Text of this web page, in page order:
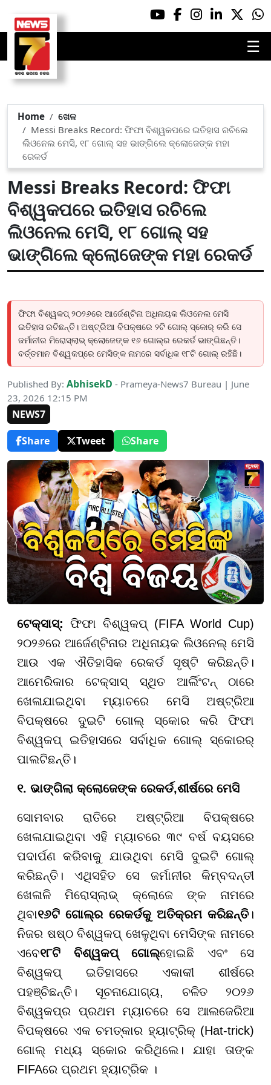
☰
Home
ଖେଳ
Messi Breaks Record: ଫିଫା ବିଶ୍ୱକପରେ ଇତିହାସ ରଚିଲେ
ଲିଓନେଲ ମେସି, ୧୮ ଗୋଲ୍ ସହ ଭାଙ୍ଗିଲେ କ୍ଲୋଜେଙ୍କ ମହା
ରେକର୍ଡ
Messi Breaks Record: ଫିଫା
ବିଶ୍ୱକପରେ ଇତିହାସ ରଚିଲେ
ଲିଓନେଲ ମେସି, ୧୮ ଗୋଲ୍ ସହ
ଭାଙ୍ଗିଲେ କ୍ଲୋଜେଙ୍କ ମହା ରେକର୍ଡ
ଫିଫା ବିଶ୍ୱକପ୍ ୨୦୨୬ରେ ଆର୍ଜେଣ୍ଟିନା ଅଧିନାୟକ ଲିଓନେଲ ମେସି
ଇତିହାସ ରଚିଛନ୍ତି। ଅଷ୍ଟ୍ରିଆ ବିପକ୍ଷରେ ୨ଟି ଗୋଲ୍ ସ୍କୋର୍ କରି ସେ
ଜର୍ମାନୀର ମିରୋସ୍ଲାଭ୍ କ୍ଲୋଜେଙ୍କ ୧୬ ଗୋଲ୍‌ର ରେକର୍ଡ ଭାଙ୍ଗିଛନ୍ତି।
ବର୍ତ୍ତମାନ ବିଶ୍ୱକପ୍‌ରେ ମେସିଙ୍କ ନାମରେ ସର୍ବାଧିକ ୧୮ଟି ଗୋଲ୍ ରହିଛି।
Published By: AbhisekD - Prameya-News7 Bureau | June
23, 2026 12:15 PM
NEWS7
Share
Tweet Share
ଟେକ୍ସାସ୍: ଫିଫା ବିଶ୍ୱକପ୍ (FIFA World Cup)
୨୦୨୬ରେ ଆର୍ଜେଣ୍ଟିନାର ଅଧିନାୟକ ଲିଓନେଲ୍ ମେସି
ଆଉ ଏକ ଐତିହାସିକ ରେକର୍ଡ ସୃଷ୍ଟି କରିଛନ୍ତି।
ଆମେରିକାର ଟେକ୍ସାସ୍ ସ୍ଥିତ ଆର୍ଲିଂଟନ୍ ଠାରେ
ଖେଳାଯାଇଥିବା ମ୍ୟାଚରେ ମେସି ଅଷ୍ଟ୍ରିଆ
ବିପକ୍ଷରେ ଦୁଇଟି ଗୋଲ୍ ସ୍କୋର କରି ଫିଫା
ବିଶ୍ୱକପ୍ ଇତିହାସରେ ସର୍ବାଧିକ ଗୋଲ୍ ସ୍କୋରର୍
ପାଲଟିଛନ୍ତି।
୧. ଭାଙ୍ଗିଲା କ୍ଲୋଜେଙ୍କ ରେକର୍ଡ,ଶୀର୍ଷରେ ମେସି
ସୋମବାର ରାତିରେ ଅଷ୍ଟ୍ରିଆ ବିପକ୍ଷରେ
ଖେଳାଯାଇଥିବା ଏହି ମ୍ୟାଚରେ ୩୯ ବର୍ଷ ବୟସରେ
ପଦାର୍ପଣ କରିବାକୁ ଯାଉଥିବା ମେସି ଦୁଇଟି ଗୋଲ୍
କରିଛନ୍ତି। ଏଥିସହିତ ସେ ଜର୍ମାନୀର କିମ୍ବଦନ୍ତୀ
ଖେଳାଳି ମିରୋସ୍ଲାଭ୍ କ୍ଲୋଜେ ଙ୍କ ନାମରେ
ଥିବା୧୬ଟି ଗୋଲ୍ର ରେକର୍ଡକୁ ଅତିକ୍ରମ କରିଛନ୍ତି।
ନିଜର ଷଷ୍ଠ ବିଶ୍ୱକପ୍ ଖେଳୁଥିବା ମେସିଙ୍କ ନାମରେ
ଏବେ୧୮ଟି ବିଶ୍ୱକପ୍ ଗୋଲ୍ହୋଇଛି ଏବଂ ସେ
ବିଶ୍ୱକପ୍ ଇତିହାସରେ ଏକାକୀ ଶୀର୍ଷରେ
ପହଞ୍ଚିଛନ୍ତି। ସୂଚନାଯୋଗ୍ୟ, ଚଳିତ ୨୦୨୬
ବିଶ୍ୱକପ୍ର ପ୍ରଥମ ମ୍ୟାଚରେ ସେ ଆଲଜେରିଆ
ବିପକ୍ଷରେ ଏକ ଚମତ୍କାର ହ୍ୟାଟ୍ରିକ୍ (Hat-trick)
ଗୋଲ୍ ମଧ୍ୟ ସ୍କୋର କରିଥିଲେ। ଯାହା ତାଙ୍କ
FIFAରେ ପ୍ରଥମ ହ୍ୟାଟ୍ରିକ ।